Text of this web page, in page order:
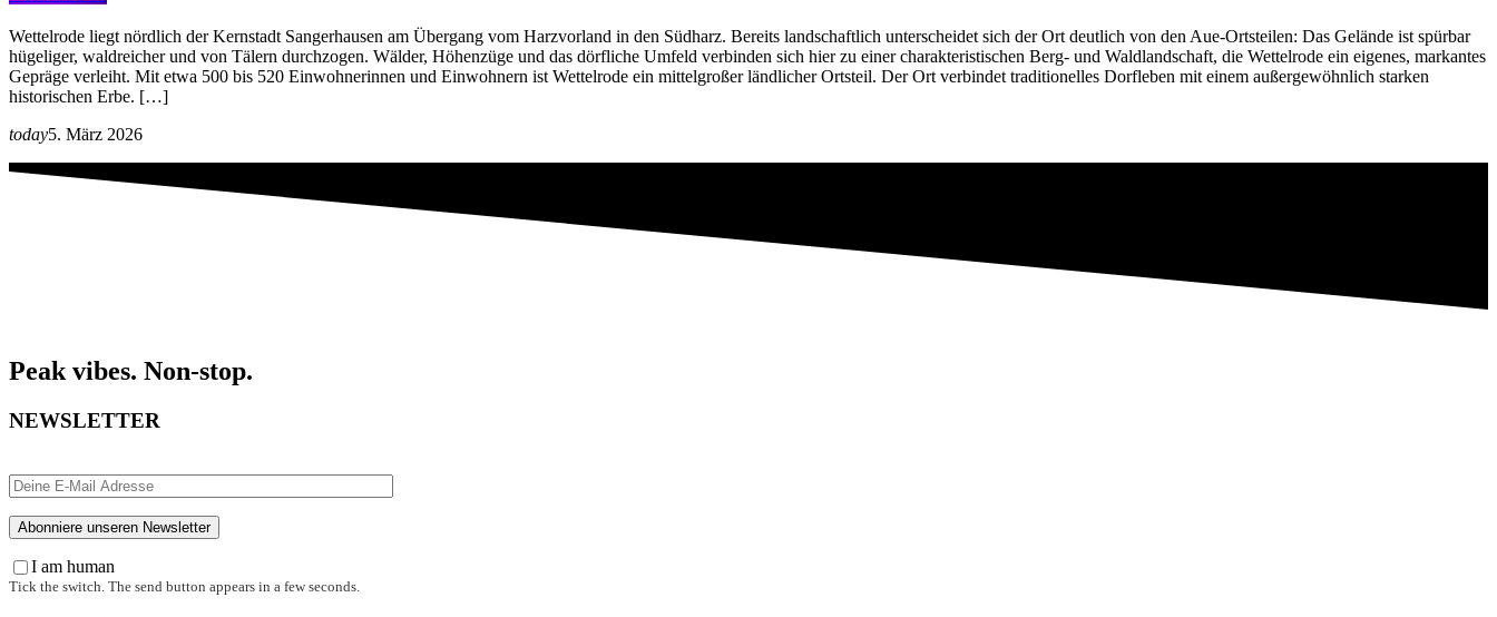
Wettelrode liegt nördlich der Kernstadt Sangerhausen am Übergang vom Harzvorland in den Südharz. Bereits landschaftlich unterscheidet sich der Ort deutlich von den Aue-Ortsteilen: Das Gelände ist spürbar
hügeliger, waldreicher und von Tälern durchzogen. Wälder, Höhenzüge und das dörfliche Umfeld verbinden sich hier zu einer charakteristischen Berg- und Waldlandschaft, die Wettelrode ein eigenes, markantes
Gepräge verleiht. Mit etwa 500 bis 520 Einwohnerinnen und Einwohnern ist Wettelrode ein mittelgroßer ländlicher Ortsteil. Der Ort verbindet traditionelles Dorfleben mit einem außergewöhnlich starken
historischen Erbe. […]
today5. März 2026
Peak vibes. Non-stop.
NEWSLETTER
I am human
Tick the switch. The send button appears in a few seconds.